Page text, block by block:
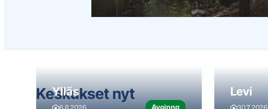
Keskukset nyt
Ylläs
Avoinna
Levi